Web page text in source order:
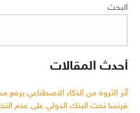
البحث
أحدث المقالات
أثر الثروة من الذكاء الاصطناعي يرفع
فرنسا تحث البنك الدولي على عدم